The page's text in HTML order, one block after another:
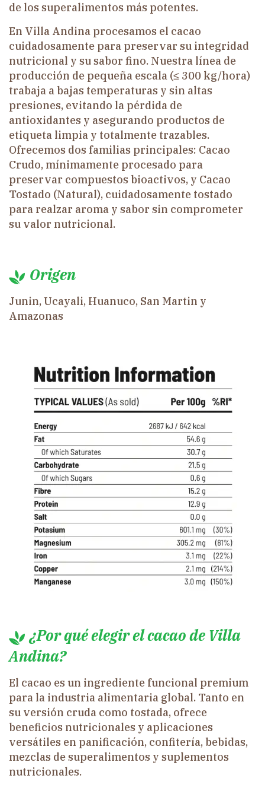
de los superalimentos más potentes. ​
En Villa Andina procesamos el cacao
cuidadosamente para preservar su integridad
nutricional y su sabor fino. Nuestra línea de
producción de pequeña escala (≤ 300 kg/hora)
trabaja a bajas temperaturas y sin altas
presiones, evitando la pérdida de
antioxidantes y asegurando productos de
etiqueta limpia y totalmente trazables.
Ofrecemos dos familias principales: Cacao
Crudo, mínimamente procesado para
preservar compuestos bioactivos, y Cacao
Tostado (Natural), cuidadosamente tostado
para realzar aroma y sabor sin comprometer
su valor nutricional.
Origen
Junin, Ucayali, Huanuco, San Martin y
Amazonas
¿Por qué elegir el cacao de Villa
Andina?
El cacao es un ingrediente funcional premium
para la industria alimentaria global. Tanto en
su versión cruda como tostada, ofrece
beneficios nutricionales y aplicaciones
versátiles en panificación, confitería, bebidas,
mezclas de superalimentos y suplementos
nutricionales.